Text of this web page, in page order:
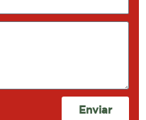
Enviar